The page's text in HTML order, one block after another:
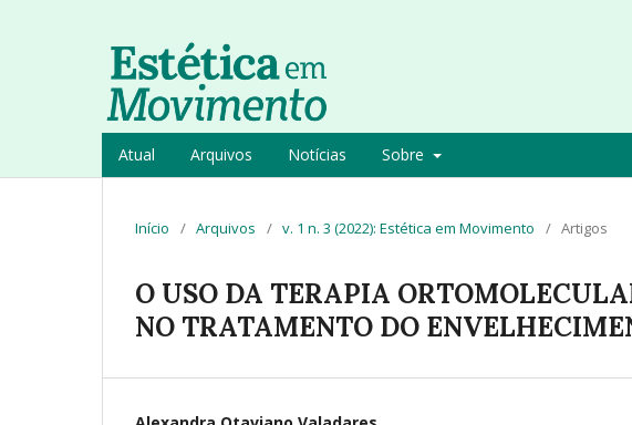
Atual Arquivos Notícias Sobre
Início / Arquivos / v. 1 n. 3 (2022): Estética em Movimento / Artigos
O USO DA TERAPIA
NO TRATAMENTO DO